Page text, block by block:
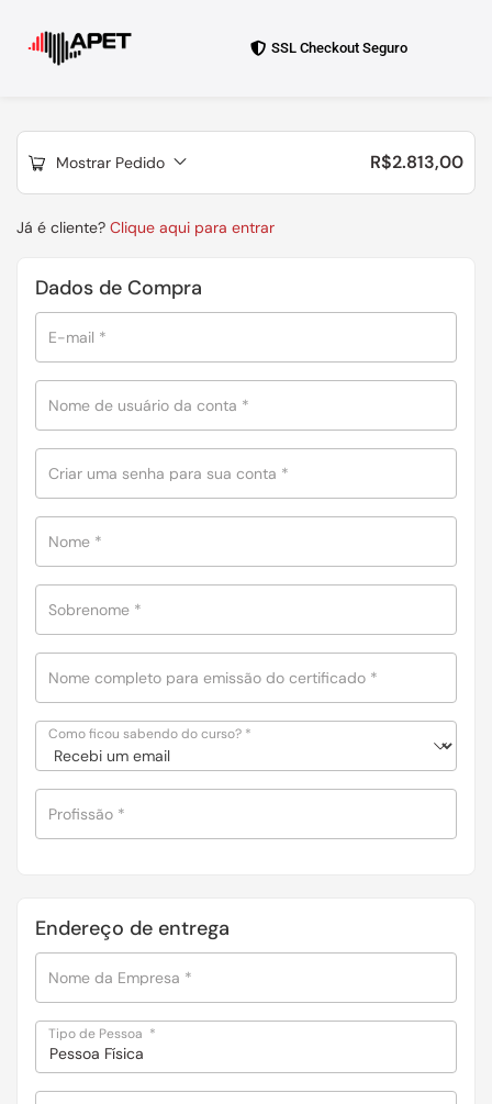
SSL Checkout Seguro
Mostrar Pedido R$2.813,00
Já é cliente? Clique aqui para entrar
Dados de Compra
E-mail *
Nome de usuário da conta *
Criar uma senha para sua conta *
Nome *
Sobrenome *
Nome completo para emissão do certificado *
Como ficou sabendo do curso? *
Profissão *
Endereço de entrega
Nome da Empresa *
Tipo de Pessoa *
Pessoa Física